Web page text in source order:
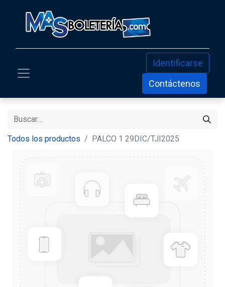
Identificarse
Contáctenos
Todos los productos PALCO 1 29DIC/TJI2025